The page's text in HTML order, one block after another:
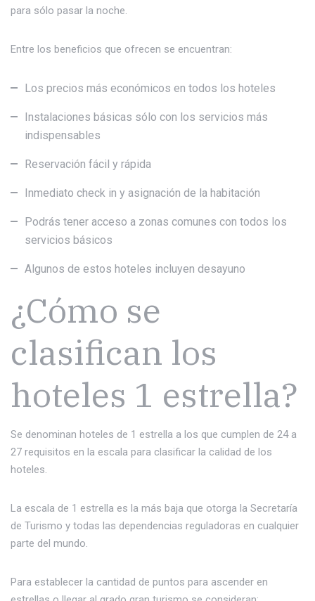
para sólo pasar la noche.
Entre los beneficios que ofrecen se encuentran:
Los precios más económicos en todos los hoteles
Instalaciones básicas sólo con los servicios más
indispensables
Reservación fácil y rápida
Inmediato check in y asignación de la habitación
Podrás tener acceso a zonas comunes con todos los
servicios básicos
Algunos de estos hoteles incluyen desayuno
¿Cómo se
clasifican los
hoteles 1 estrella?
Se denominan hoteles de 1 estrella a los que cumplen de 24 a
27 requisitos en la escala para clasificar la calidad de los
hoteles.
La escala de 1 estrella es la más baja que otorga la Secretaría
de Turismo y todas las dependencias reguladoras en cualquier
parte del mundo.
Para establecer la cantidad de puntos para ascender en